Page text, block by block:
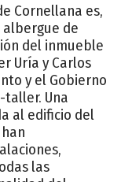
Cornellana es,
albergue de
del inmueble
Uría y Carlos
y el Gobierno
taller. Una
al edificio del
las